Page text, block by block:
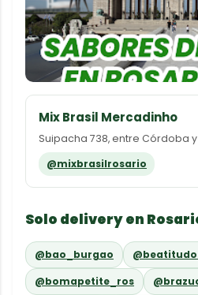
Mix Brasil Mercadinho
Suipacha 738, entre Córdoba y
@mixbrasilrosario
Solo delivery en
@bao_burgao
@bomapetite_ros